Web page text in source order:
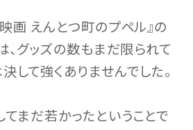
画 えんとつ町のプペル』の
、グッズの数もまだ限られて
して強くありませんでした。
てまだ若かったということで